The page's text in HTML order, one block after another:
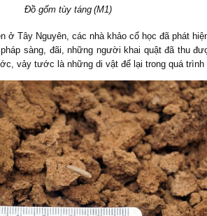
Đồ gốm tùy táng (M1)
ở Tây Nguyên, các nhà khảo cổ học đã phát
sàng, đãi, những người khai quật đã thu
vảy tước là những di vật để lại trong quá trình